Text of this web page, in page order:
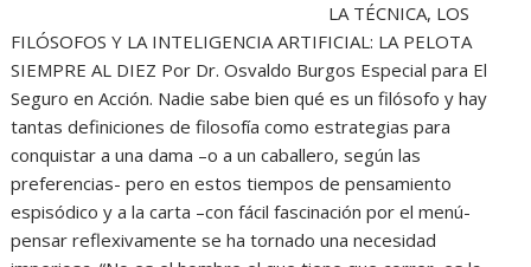
LA TÉCNICA, LOS
FILÓSOFOS Y LA INTELIGENCIA ARTIFICIAL: LA PELOTA
SIEMPRE AL DIEZ Por Dr. Osvaldo Burgos Especial para El
Seguro en Acción. Nadie sabe bien qué es un filósofo y hay
tantas definiciones de filosofía como estrategias para
conquistar a una dama –o a un caballero, según las
preferencias- pero en estos tiempos de pensamiento
espisódico y a la carta –con fácil fascinación por el menú-
pensar reflexivamente se ha tornado una necesidad